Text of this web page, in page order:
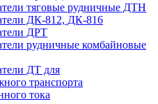
тяговые рудничные ДТН
ДК-812, ДК-816
ДРТ
рудничные комбайновые
ДТ для
транспорта
тока